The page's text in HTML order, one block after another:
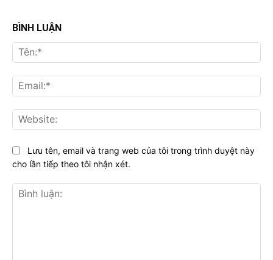
BÌNH LUẬN
Lưu tên, email và trang web của tôi trong trình duyệt này
cho lần tiếp theo tôi nhận xét.